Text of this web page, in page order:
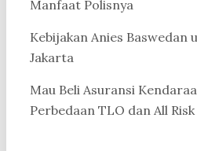
Manfaat Polisnya
Kebijakan Anies Baswedan
Jakarta
Mau Beli Asuransi
Perbedaan TLO dan All Risk